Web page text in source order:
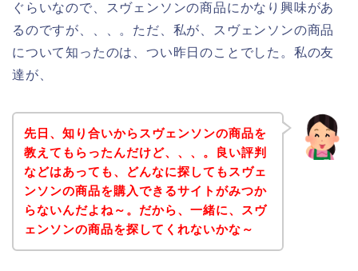
ぐらいなので、スヴェンソンの商品にかなり興味があ
るのですが、、、。ただ、私が、スヴェンソンの商品
について知ったのは、つい昨日のことでした。私の友
達が、
先日、知り合いからスヴェンソンの商品を
教えてもらったんだけど、、、。良い評判
などはあっても、どんなに探してもスヴェ
ンソンの商品を購入できるサイトがみつか
らないんだよね～。だから、一緒に、スヴ
ェンソンの商品を探してくれないかな～